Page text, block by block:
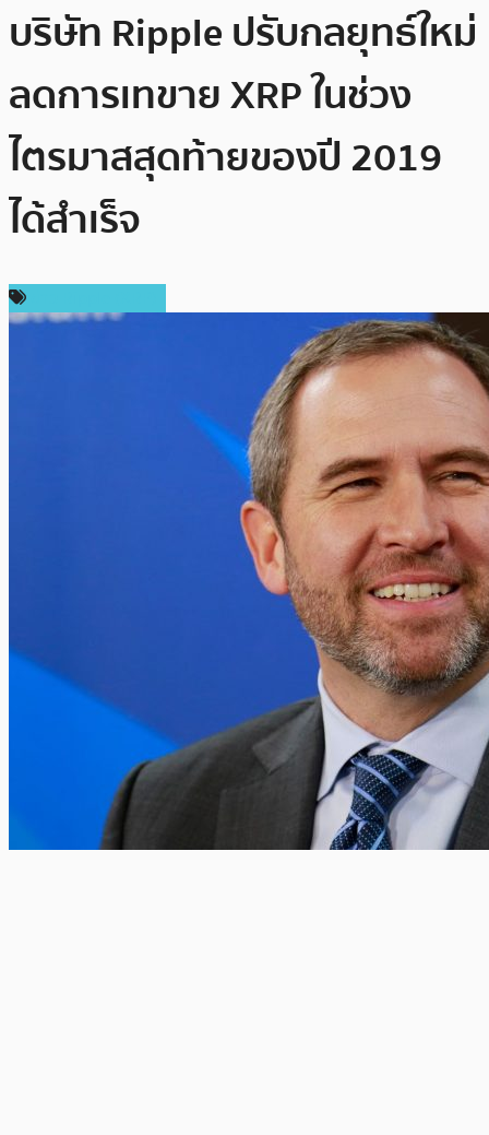
บริษัท Ripple ปรับกลยุทธ์ใหม่
ลดการเทขาย XRP ในช่วง
ไตรมาสสุดท้ายของปี 2019
ได้สำเร็จ